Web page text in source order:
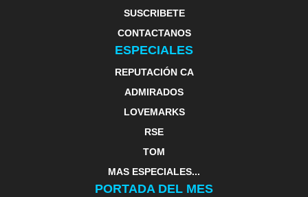
SUSCRIBETE
CONTACTANOS
ESPECIALES
REPUTACIÓN CA
ADMIRADOS
LOVEMARKS
RSE
TOM
MAS ESPECIALES...
PORTADA DEL MES